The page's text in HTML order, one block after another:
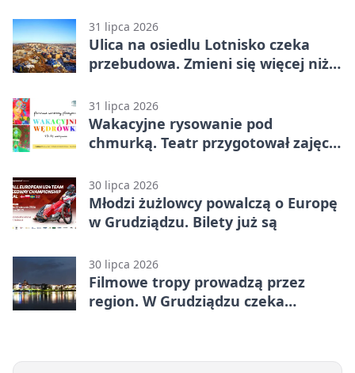
31 lipca 2026
Ulica na osiedlu Lotnisko czeka
przebudowa. Zmieni się więcej niż
31 lipca 2026
Wakacyjne rysowanie pod
chmurką. Teatr przygotował zajęcia
30 lipca 2026
Młodzi żużlowcy powalczą o Europę
w Grudziądzu. Bilety już są
30 lipca 2026
Filmowe tropy prowadzą przez
region. W Grudziądzu czeka